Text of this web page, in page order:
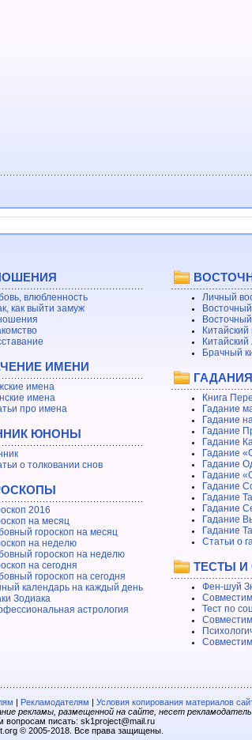
влюбленность
как выйти замуж
ИМЕНИ
имена
имена
про имена
ЮНОНЫ
о толковании снов
2016
на месяц
гороскоп на месяц
на неделю
гороскоп на неделю
на сегодня
гороскоп на сегодня
календарь на каждый день
Зодиака
астрология
Личный
Брачный
ГАДАНИЯ
Книга
Гадание
Гадание
Гадание
Гадание
Гадание
Гадание
Гадание
Гадание
Гадание
Гадание
Гадание
Гадание
Статьи о
ТЕСТЫ
Фен-шуй
Тест по
| Рекламодателям | Условия копирования материалов
рекламы, размещенной на сайте, несет рекламодатель.
вопросам писать: sk1project@mail.ru
© 2005-2018. Все права защищены.